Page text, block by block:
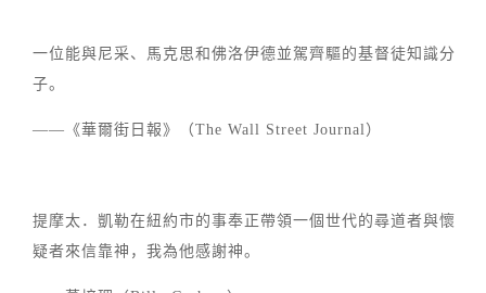
一位能與尼采、馬克思和佛洛伊德並駕齊驅的基督徒知識分
子。
——《華爾街日報》（The Wall Street Journal）
提摩太．凱勒在紐約市的事奉正帶領一個世代的尋道者與懷
疑者來信靠神，我為他感謝神。